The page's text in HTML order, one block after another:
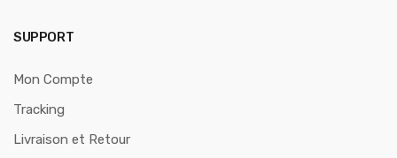
SUPPORT
Mon Compte
Tracking
Livraison et Retour